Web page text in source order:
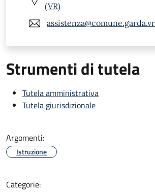
(VR)
Strumenti di tutela
Tutela amministrativa
Tutela giurisdizionale
Argomenti:
Istruzione
Categorie: